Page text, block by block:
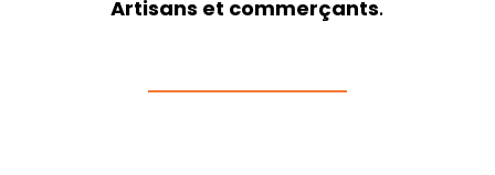
Artisans et commerçants.